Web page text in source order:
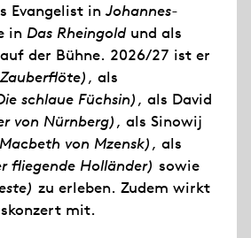
Evangelist inJohannes-
in Das Rheingoldund als
auf der Bühne. 2026/27 ist er
, als
schlaue Füchsin), als David
von Nürnberg), als Sinowij
von Mzensk), als
fliegende Holländer) sowie
zu erleben. Zudem wirkt
mit.